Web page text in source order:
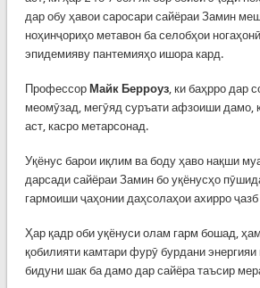
дар обу ҳавои саросари сайёраи Замин
ноҳинҷориҳо метавон ба селобҳои
эпидемияву пантемияҳо ишора кард.
Профессор Майк Берроуз, ки баҳрро дар
меомӯзад, мегӯяд суръати афзоиши дамо,
аст, касро метарсонад.
Уқёнус барои иқлим ва боду ҳаво нақши
дарсади сайёраи Замин бо уқёнусҳо
гармоиши ҷаҳонии даҳсолаҳои ахирро ҷазб
Ҳар қадр оби уқёнуси олам гарм бошад,
қобилияти камтари фурӯ бурдани
бидуни шак ба дамо дар сайёра таъсир